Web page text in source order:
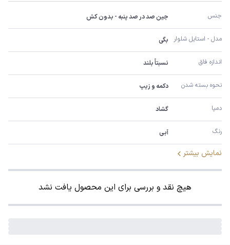
جنس جین صد در صد پنبه - بدون کش
مدل - استایل شلوار بگی
اندازه فاق نسبتاً بلند
نحوه بسته شدن دکمه و زیپ
دمپا گشاد
رنگ آبی
نمایش بیشتر
هیچ نقد و بررسی برای این محصول یافت نشد